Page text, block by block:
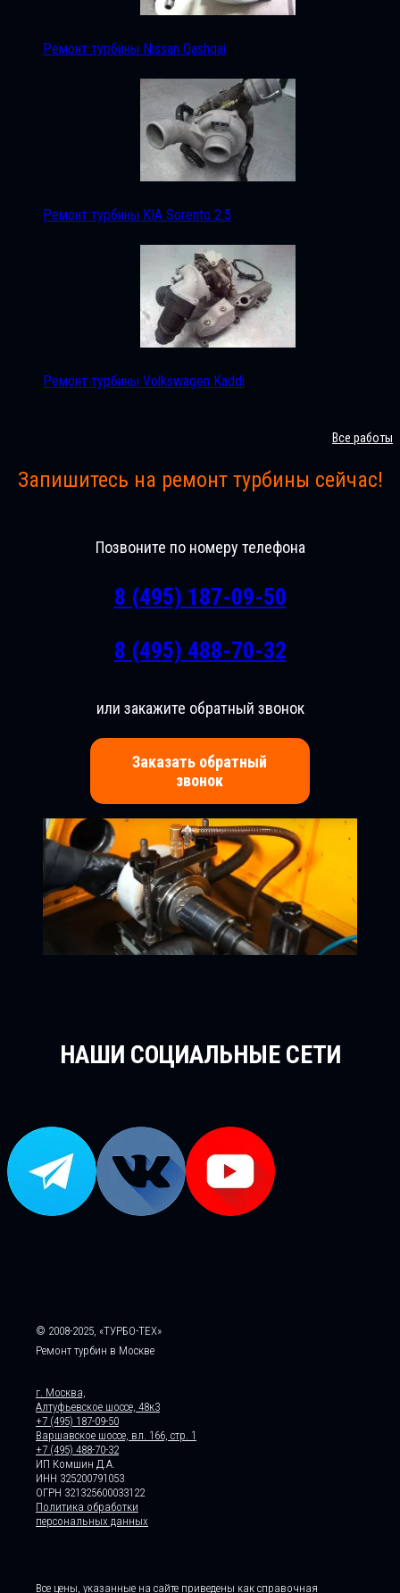
Ремонт турбины Nissan Qashqai
Ремонт турбины KIA Sorento 2.5
Ремонт турбины Volkswagen Kaddi
Все работы
Запишитесь на ремонт турбины сейчас!
Позвоните по номеру телефона
8 (495) 187-09-50
8 (495) 488-70-32
или закажите обратный звонок
Заказать обратный
звонок
НАШИ СОЦИАЛЬНЫЕ СЕТИ
© 2008-2025, «ТУРБО-ТЕХ»
Ремонт турбин в Москве
г. Москва,
Алтуфьевское шоссе, 48к3
+7 (495) 187-09-50
Варшавское шоссе, вл. 166, стр. 1
+7 (495) 488-70-32
ИП Комшин Д.А.
ИНН 325200791053
ОГРН 321325600033122
Политика обработки
персональных данных
Все цены, указанные на сайте приведены как справочная